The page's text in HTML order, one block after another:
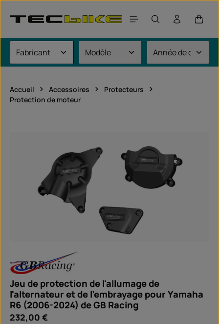
Le
Accueil Accessoires
Protecteurs
Protection de moteur
Jeu de protection de l'allumage de
l'alternateur et de l'embrayage pour Yamaha
R6 (2006-2024) de GB Racing
Prix régulier :
232,00 €